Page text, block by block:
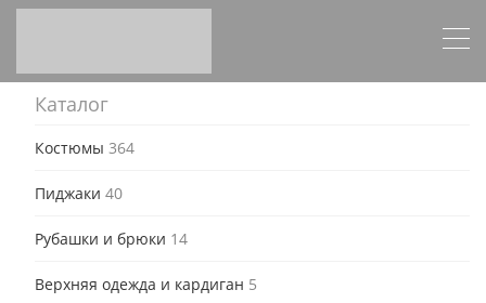
Каталог
Костюмы 364
Пиджаки 40
Рубашки и брюки 14
Верхняя одежда и кардиган 5